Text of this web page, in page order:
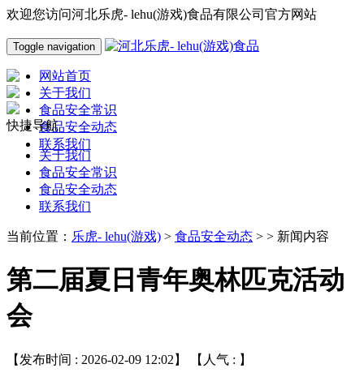
欢迎您访问河北乐虎- lehu(游戏)食品有限公司官方网站
Toggle navigation
网站首页
关于我们
食品安全常识
食品安全动态
联系我们
快捷导航
关于我们
食品安全常识
食品安全动态
联系我们
当前位置： 乐虎- lehu(游戏) > 食品安全动态 > > 新闻内容
第二届夏日青年奥林匹克活动
会
【发布时间 : 2026-02-09 12:02】 【人气 : 】